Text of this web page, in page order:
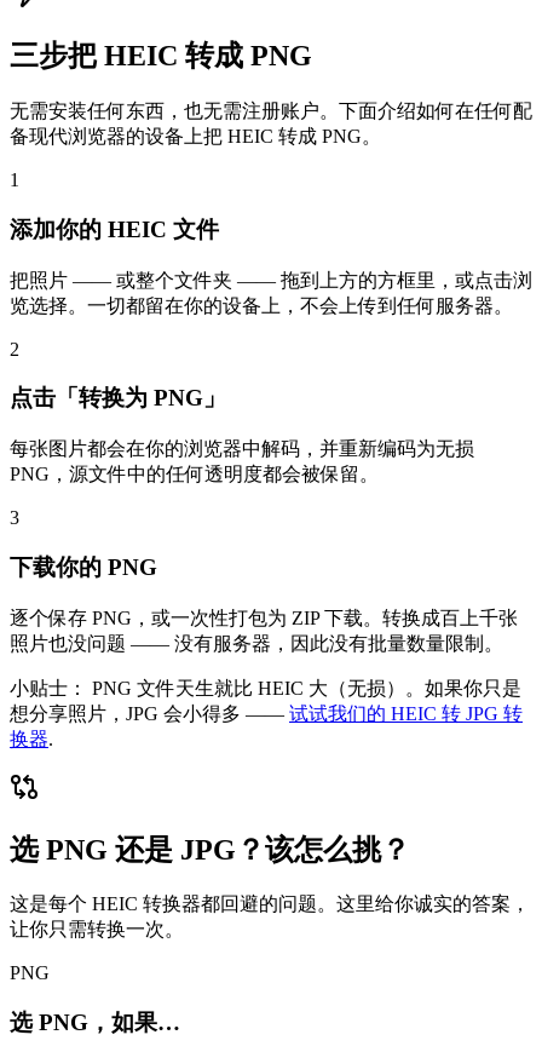
三步把 HEIC 转成 PNG
无需安装任何东西，也无需注册账户。下面介绍如何在任何配
备现代浏览器的设备上把 HEIC 转成 PNG。
1
添加你的 HEIC 文件
把照片 —— 或整个文件夹 —— 拖到上方的方框里，或点击浏
览选择。一切都留在你的设备上，不会上传到任何服务器。
2
点击「转换为 PNG」
每张图片都会在你的浏览器中解码，并重新编码为无损
PNG，源文件中的任何透明度都会被保留。
3
下载你的 PNG
逐个保存 PNG，或一次性打包为 ZIP 下载。转换成百上千张
照片也没问题 —— 没有服务器，因此没有批量数量限制。
小贴士：
PNG 文件天生就比 HEIC 大（无损）。如果你只是
想分享照片，JPG 会小得多 —— 试试我们的 HEIC 转 JPG 转
换器.
选 PNG 还是 JPG？该怎么挑？
这是每个 HEIC 转换器都回避的问题。这里给你诚实的答案，
让你只需转换一次。
PNG
选 PNG，如果…